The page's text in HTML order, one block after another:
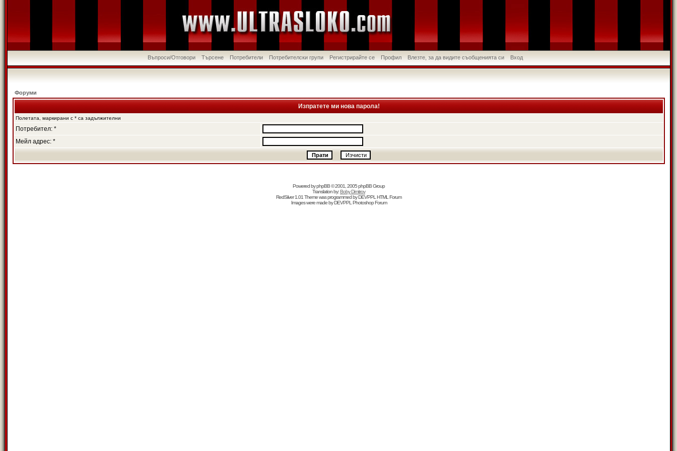
Въпроси/Отговори Търсене Потребители Потребителски групи Регистрирайте се Профил Влезте, за да видите съобщенията си Вход
Форуми
Изпратете ми нова парола!
Полетата, маркирани с * са задължителни
Потребител: *
Мейл адрес: *
Powered byphpBB© 2001, 2005 phpBB Group
Translation by:Boby Dimitrov
RedSilver 1.01 Theme was programmed byDEVPPL HTML Forum
Images were made byDEVPPL Photoshop Forum